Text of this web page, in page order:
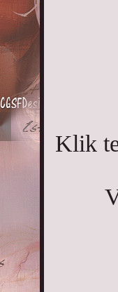
Klik